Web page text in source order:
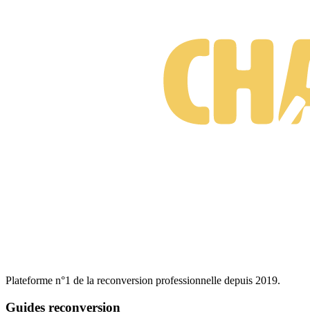
Plateforme n°1 de la reconversion professionnelle depuis 2019.
Guides reconversion